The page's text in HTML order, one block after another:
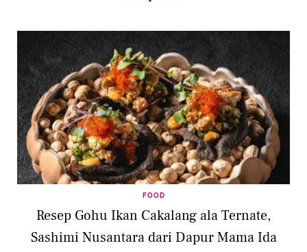
FOOD
Resep Gohu Ikan Cakalang ala Ternate,
Sashimi Nusantara dari Dapur Mama Ida